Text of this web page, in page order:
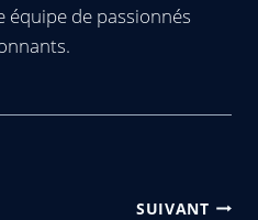
équipe de passionnés
SUIVANT